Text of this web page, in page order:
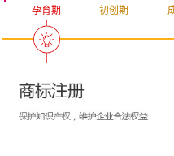
孕育期 初创期